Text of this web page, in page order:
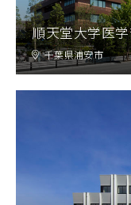
順天堂大学医
千葉県浦安市